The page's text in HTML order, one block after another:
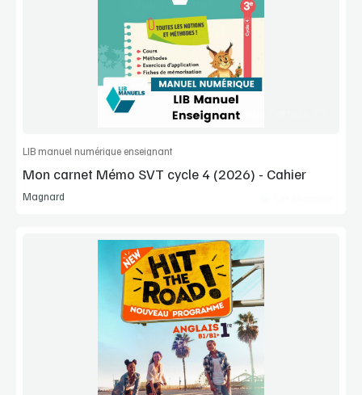
Manuel complet
Commander l'article
LIB manuel numérique enseignant
Mon carnet Mémo SVT cycle 4 (2026) - Cahier
Magnard
Voir la démo
Manuel complet